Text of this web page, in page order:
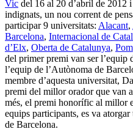
Vic del 16 al 20 d’abril de 2012
indignats, un nou corrent de
participar 9 universitats: Alacant,
Barcelona, Internacional de
d’Elx, Oberta de Catalunya,
del primer premi van ser l’equip
l’equip de l’Autònoma de
membre d’aquesta universitat,
premi del millor orador que van
més, el premi honorífic al millor
equips participants, es va
de Barcelona.